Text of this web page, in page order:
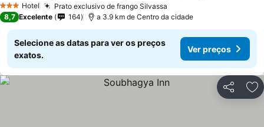
3 EstrelasHotel Prato exclusivo de frango Silvassa
8,7 Excelente 164 a 3.9 km de Centro da cidade
Selecione as datas para ver os preços
exatos.
Ver preços
Partilhar